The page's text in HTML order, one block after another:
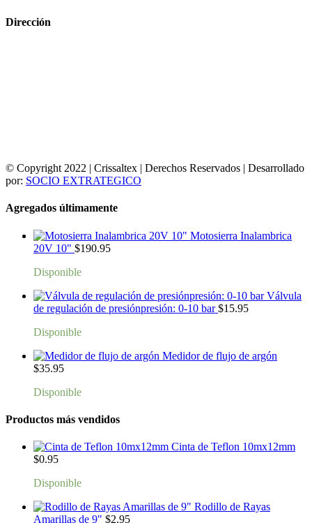
Dirección
© Copyright 2022 | Crissaltex | Derechos Reservados | Desarrollado
por: SOCIO EXTRATEGICO
Agregados últimamente
Motosierra Inalambrica
20V 10" $190.95
Disponible
Válvula
de regulación de presiónpresión: 0-10 bar $15.95
Disponible
Medidor de flujo de argón
$35.95
Disponible
Productos más vendidos
Cinta de Teflon 10mx12mm
$0.95
Disponible
Rodillo de Rayas
Amarillas de 9" $2.95